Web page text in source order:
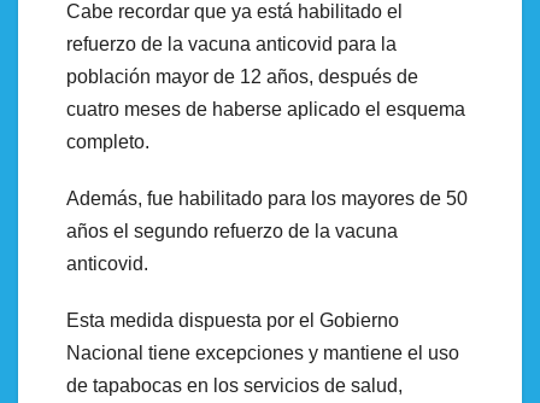
Cabe recordar que ya está habilitado el
refuerzo de la vacuna anticovid para la
población mayor de 12 años, después de
cuatro meses de haberse aplicado el esquema
completo.
Además, fue habilitado para los mayores de 50
años el segundo refuerzo de la vacuna
anticovid.
Esta medida dispuesta por el Gobierno
Nacional tiene excepciones y mantiene el uso
de tapabocas en los servicios de salud,